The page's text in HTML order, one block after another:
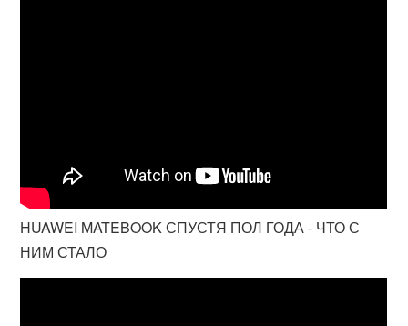
HUAWEI MATEBOOK СПУСТЯ ПОЛ ГОДА - ЧТО С
НИМ СТАЛО